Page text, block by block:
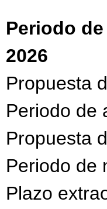
Periodo
2026
Propuesta
Periodo de
Propuesta
Periodo de
Plazo